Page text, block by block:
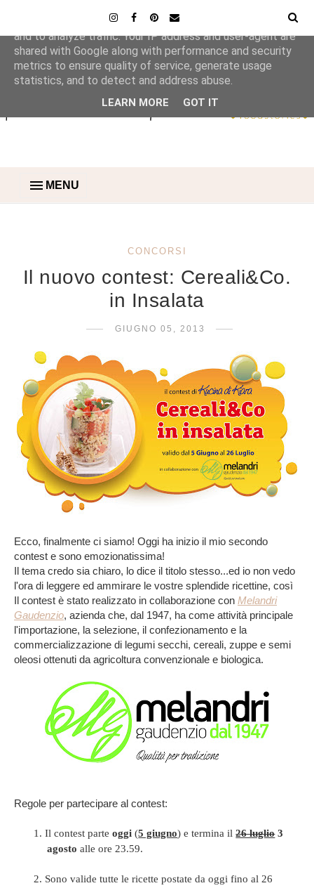
MENU
CONCORSI
Il nuovo contest: Cereali&Co.
in Insalata
GIUGNO 05, 2013
Ecco, finalmente ci siamo! Oggi ha inizio il mio secondo
contest e sono emozionatissima!
Il tema credo sia chiaro, lo dice il titolo stesso...ed io non vedo
l'ora di leggere ed ammirare le vostre splendide ricettine, così
Il contest è stato realizzato in collaborazione con Melandri
Gaudenzio, azienda che, dal 1947, ha come attività principale
l'importazione, la selezione, il confezionamento e la
commercializzazione di legumi secchi, cereali, zuppe e semi
oleosi ottenuti da agricoltura convenzionale e biologica.
Regole per partecipare al contest:
1. Il contest parteoggi (5 giugno) e termina il26 luglio3
agostoalle ore 23.59.
2. Sono valide tutte le ricette postate da oggi fino al 26
This site uses cookies from Google to deliver its services
and to analyze traffic. Your IP address and user-agent are
shared with Google along with performance and security
metrics to ensure quality of service, generate usage
statistics, and to detect and address abuse.
LEARN MORE GOT IT